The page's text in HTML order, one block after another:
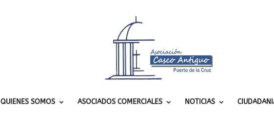
QUIENES SOMOS ASOCIADOS COMERCIALES NOTICIAS